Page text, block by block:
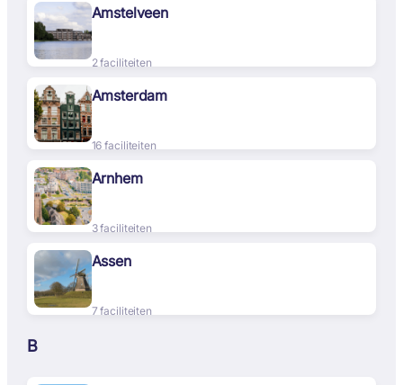
Amstelveen
2 faciliteiten
Amsterdam
16 faciliteiten
Arnhem
3 faciliteiten
Assen
7 faciliteiten
B